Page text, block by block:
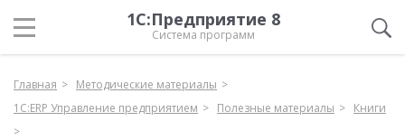
1С:Предприятие 8
Система программ
Главная
Методические материалы
1С:ERP Управление предприятием
Полезные материалы Книги